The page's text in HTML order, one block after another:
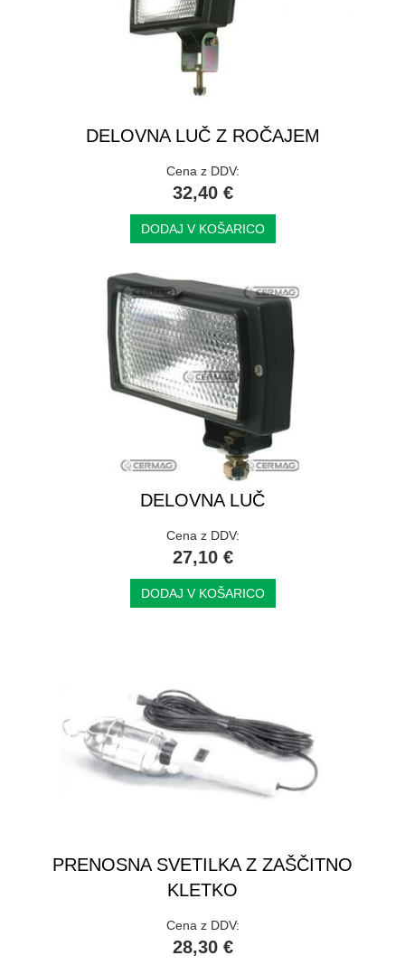
DELOVNA LUČ Z ROČAJEM
Cena z DDV:
32,40 €
DODAJ V KOŠARICO
DELOVNA LUČ
Cena z DDV:
27,10 €
DODAJ V KOŠARICO
PRENOSNA SVETILKA Z ZAŠČITNO
KLETKO
Cena z DDV:
28,30 €